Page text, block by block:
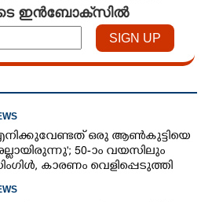
ഇൻബോക്സിൽ
ഒരു ആൺകുട്ടിയെ
50-ാം വയസിലും
കാരണം വെളിപ്പെടുത്തി
പട്ടൗഡി